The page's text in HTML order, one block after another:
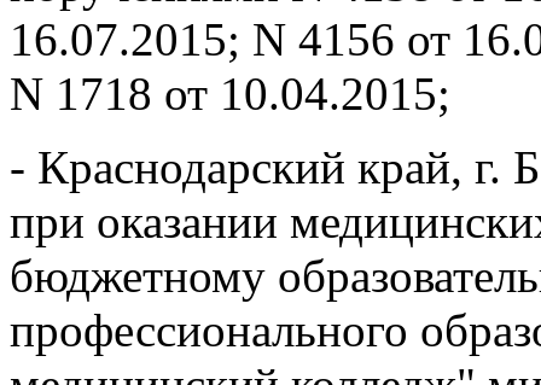
16.07.2015; N 4156 от
N 1718 от 10.04.2015;
- Краснодарский край,
при оказании
бюджетному
профессионального